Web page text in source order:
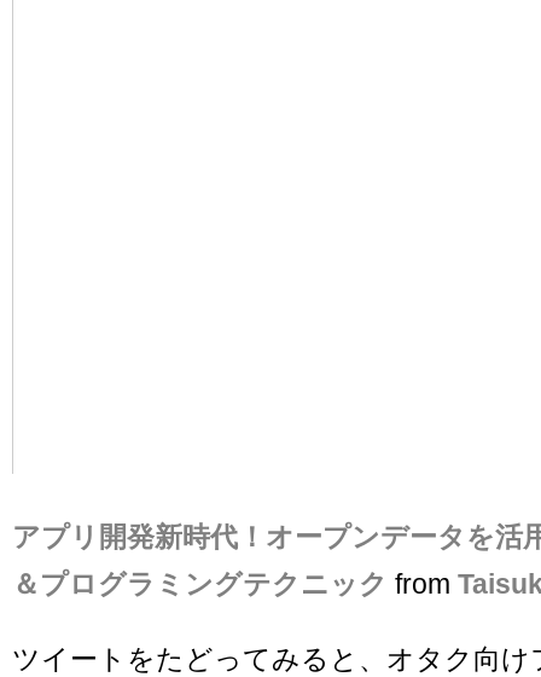
アプリ開発新時代！オープンデータを活
＆プログラミングテクニック from
ツイートをたどってみると、オタク向け